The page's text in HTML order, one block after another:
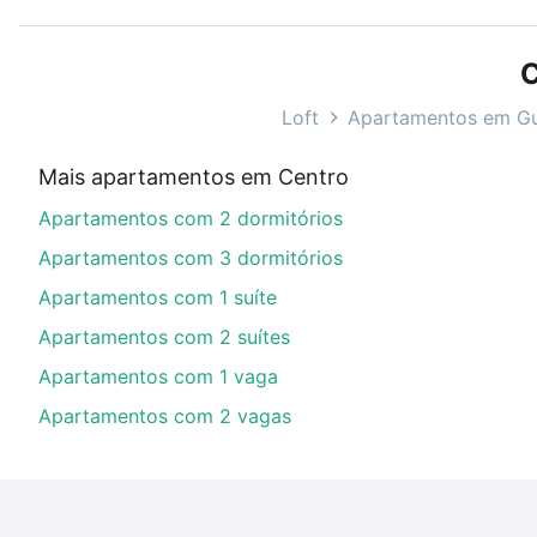
ou sem vaga de garagem para combinar
Apartamentos com 1 vaga à venda em Centro,
Qual o preço de Apartamentos com 1 vaga à
financiamento imobiliário as parcelas podem se
portal quanto custa comprar um apartamento
Loft Apartamentos em
Mais apartamentos em Centro
Apartamentos com 2 dormitórios
Apartamentos com 3 dormitórios
Apartamentos com 1 suíte
Apartamentos com 2 suítes
Apartamentos com 1 vaga
Apartamentos com 2 vagas